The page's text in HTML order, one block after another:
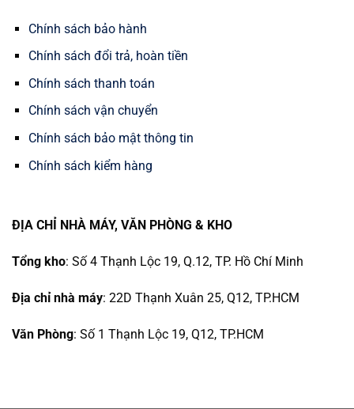
Chính sách bảo hành
Chính sách đổi trả, hoàn tiền
Chính sách thanh toán
Chính sách vận chuyển
Chính sách bảo mật thông tin
Chính sách kiểm hàng
ĐỊA CHỈ NHÀ MÁY, VĂN PHÒNG & KHO
Tổng kho: Số 4 Thạnh Lộc 19, Q.12, TP. Hồ Chí Minh
Địa chỉ nhà máy: 22D Thạnh Xuân 25, Q12, TP.HCM
Văn Phòng: Số 1 Thạnh Lộc 19, Q12, TP.HCM